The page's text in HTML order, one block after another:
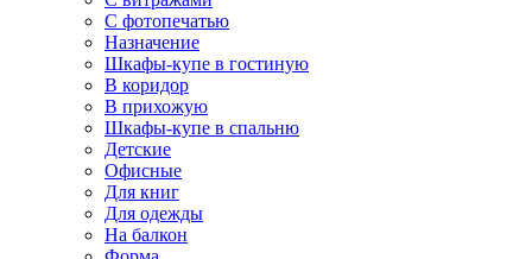
С фотопечатью
Назначение
Шкафы-купе в гостиную
В коридор
В прихожую
Шкафы-купе в спальню
Детские
Офисные
Для книг
Для одежды
На балкон